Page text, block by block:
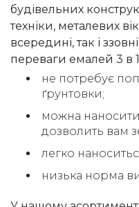
будівельних
техніки, металевих
всередині, так і
переваги емалей 3 в
не потребує
ґрунтовки;
можна
дозволить вам
легко
низька норма